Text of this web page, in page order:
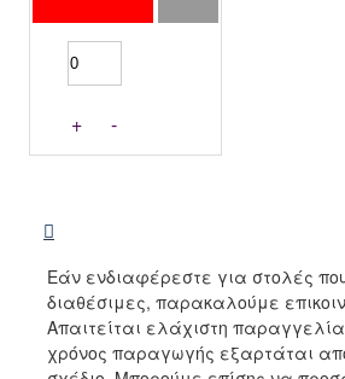
+ -
Εάν ενδιαφέρεστε για στολές
διαθέσιμες, παρακαλούμε
Απαιτείται ελάχιστη
χρόνος παραγωγής εξαρτάται